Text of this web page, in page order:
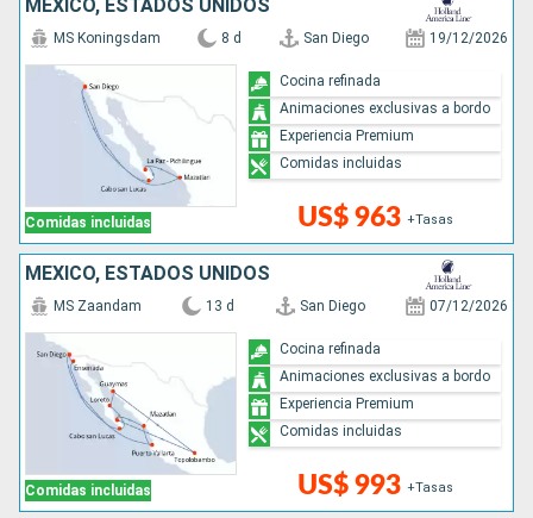
MÉXICO, ESTADOS UNIDOS
Comidas incluidas
MS Koningsdam 8 d San Diego 19/12/2026
US$ 963 +Tasas
Cocina refinada
Animaciones exclusivas a bordo
Experiencia Premium
Comidas incluidas
MÉXICO, ESTADOS UNIDOS
Comidas incluidas
MS Zaandam 13 d San Diego 07/12/2026
US$ 993 +Tasas
Cocina refinada
Animaciones exclusivas a bordo
Experiencia Premium
Comidas incluidas